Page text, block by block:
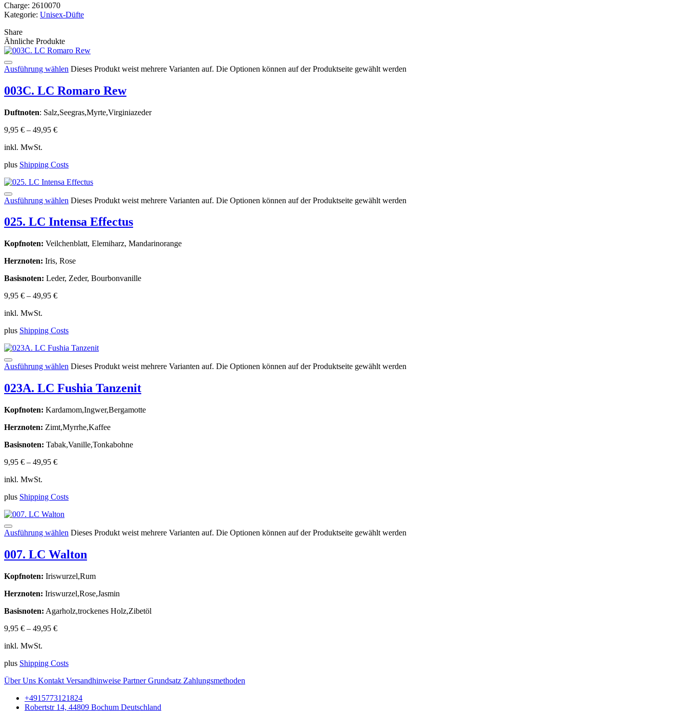
Charge: 2610070
Kategorie: Unisex-Düfte
Share
Ähnliche Produkte
Ausführung wählen Dieses Produkt weist mehrere Varianten auf. Die Optionen können auf der Produktseite gewählt werden
003C. LC Romaro Rew
Duftnoten: Salz,Seegras,Myrte,Virginiazeder
9,95 € – 49,95 €
inkl. MwSt.
plus Shipping Costs
Ausführung wählen Dieses Produkt weist mehrere Varianten auf. Die Optionen können auf der Produktseite gewählt werden
025. LC Intensa Effectus
Kopfnoten: Veilchenblatt, Elemiharz, Mandarinorange
Herznoten: Iris, Rose
Basisnoten: Leder, Zeder, Bourbonvanille
9,95 € – 49,95 €
inkl. MwSt.
plus Shipping Costs
Ausführung wählen Dieses Produkt weist mehrere Varianten auf. Die Optionen können auf der Produktseite gewählt werden
023A. LC Fushia Tanzenit
Kopfnoten: Kardamom,Ingwer,Bergamotte
Herznoten: Zimt,Myrrhe,Kaffee
Basisnoten: Tabak,Vanille,Tonkabohne
9,95 € – 49,95 €
inkl. MwSt.
plus Shipping Costs
Ausführung wählen Dieses Produkt weist mehrere Varianten auf. Die Optionen können auf der Produktseite gewählt werden
007. LC Walton
Kopfnoten: Iriswurzel,Rum
Herznoten: Iriswurzel,Rose,Jasmin
Basisnoten: Agarholz,trockenes Holz,Zibetöl
9,95 € – 49,95 €
inkl. MwSt.
plus Shipping Costs
Über Uns Kontakt Versandhinweise PartnerGrundsatz Zahlungsmethoden
+4915773121824
Robertstr 14, 44809 Bochum Deutschland